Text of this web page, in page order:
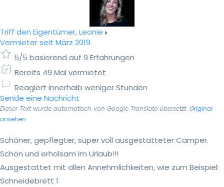
Triff den Eigentümer, Leonie
Vermieter seit März 2019
5/5 basierend auf 9 Erfahrungen
Bereits 49 Mal vermietet
Reagiert innerhalb weniger Stunden
Sende eine Nachricht
Dieser Text wurde automatisch von Google Translate übersetzt. Original
ansehen
Schöner, gepflegter, super voll ausgestatteter Camper.
Schön und erholsam im Urlaub!!!
Ausgestattet mit allen Annehmlichkeiten, wie zum Beispiel:
Schneidebrett 1